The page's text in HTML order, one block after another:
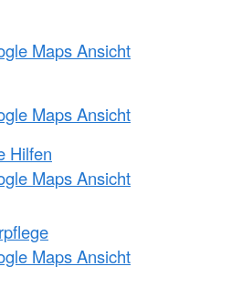
Maps Ansicht
Maps Ansicht
Hilfen
Maps Ansicht
Maps Ansicht